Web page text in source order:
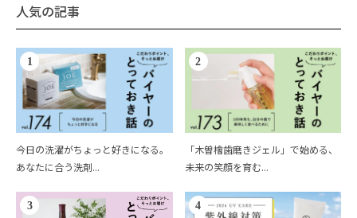
人気の記事
1
今日の洗濯がちょっと好きになる。
あなたに合う洗剤...
2
「木曽檜歯磨きジェル」で始める、
未来の笑顔を育む...
3 4